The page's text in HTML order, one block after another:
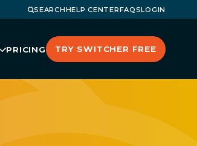
SEARCHHELP CENTERFAQSLOGIN
PRICING TRY SWITCHER FREE